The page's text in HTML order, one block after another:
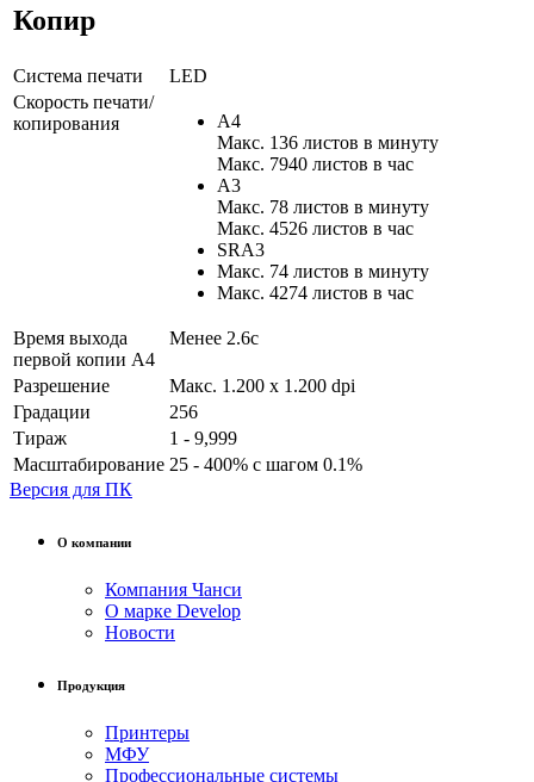
Копир
Система печати
LED
Скорость печати/
копирования
A4
Макс. 136 листов в минуту
Макс. 7940 листов в час
A3
Макс. 78 листов в минуту
Макс. 4526 листов в час
SRA3
Макс. 74 листов в минуту
Макс. 4274 листов в час
Время выхода
первой копии А4
Менее 2.6с
Разрешение
Макс. 1.200 x 1.200 dpi
Градации
256
Тираж
1 - 9,999
Масштабирование 25 - 400% с шагом 0.1%
Версия для ПК
О компании
Компания Чанси
О марке Develop
Новости
Продукция
Принтеры
МФУ
Профессиональные системы